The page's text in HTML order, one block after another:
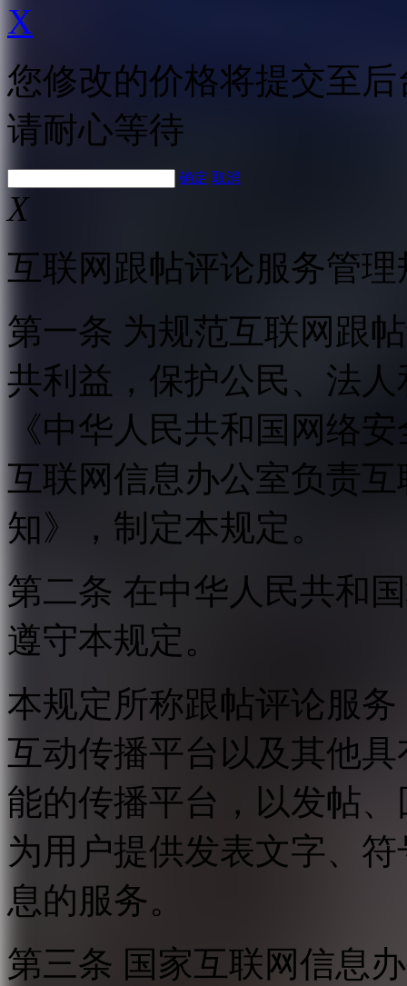
X
您修改的价格将提交至
请耐心等待
确定 取消
X
互联网跟帖评论服务管理
第一条 为规范互联网跟
共利益，保护公民、法
《中华人民共和国网络
互联网信息办公室负责
知》，制定本规定。
第二条 在中华人民共和
遵守本规定。
本规定所称跟帖评论服
互动传播平台以及其他
能的传播平台，以发帖
为用户提供发表文字、
息的服务。
第三条 国家互联网信息